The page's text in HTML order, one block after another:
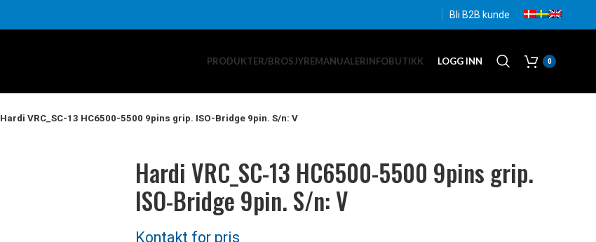
Bli B2B kunde
PRODUKTER/BROSJYREMANUALERINFOBUTIKK LOGG INN 0
Hardi VRC_SC-13 HC6500-5500 9pins grip. ISO-Bridge 9pin. S/n: V
Hardi VRC_SC-13 HC6500-5500 9pins grip.
ISO-Bridge 9pin. S/n: V